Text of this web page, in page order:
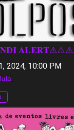
𝐀𝐋𝐄𝐑𝐓⚠️⚠️⚠️
2024, 10:00 PM